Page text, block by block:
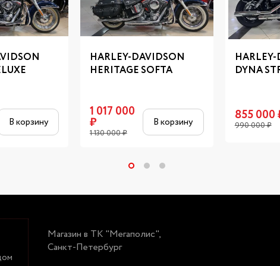
В корзину
HARLEY-DAVIDSON
HERITAGE SOFTA
1 017 000
₽
1 130 000₽
В корзину
DYNA
855 000
990 000₽
Магазин в ТК "Мегаполис",
Санкт-Петербург